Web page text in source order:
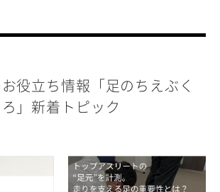
役立ち情報「足のちえぶく
ろ」新着トピック